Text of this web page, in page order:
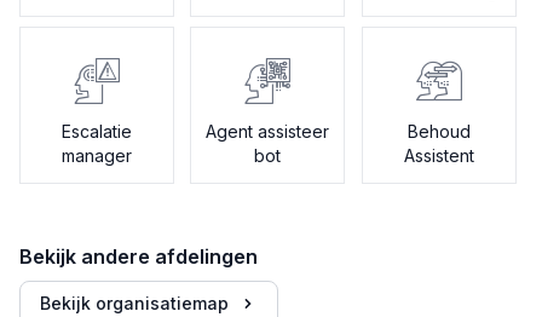
onboarding
Escalatie
manager
Agent assisteer
bot
Behoud
Assistent
Bekijk andere afdelingen
Bekijk organisatiemap